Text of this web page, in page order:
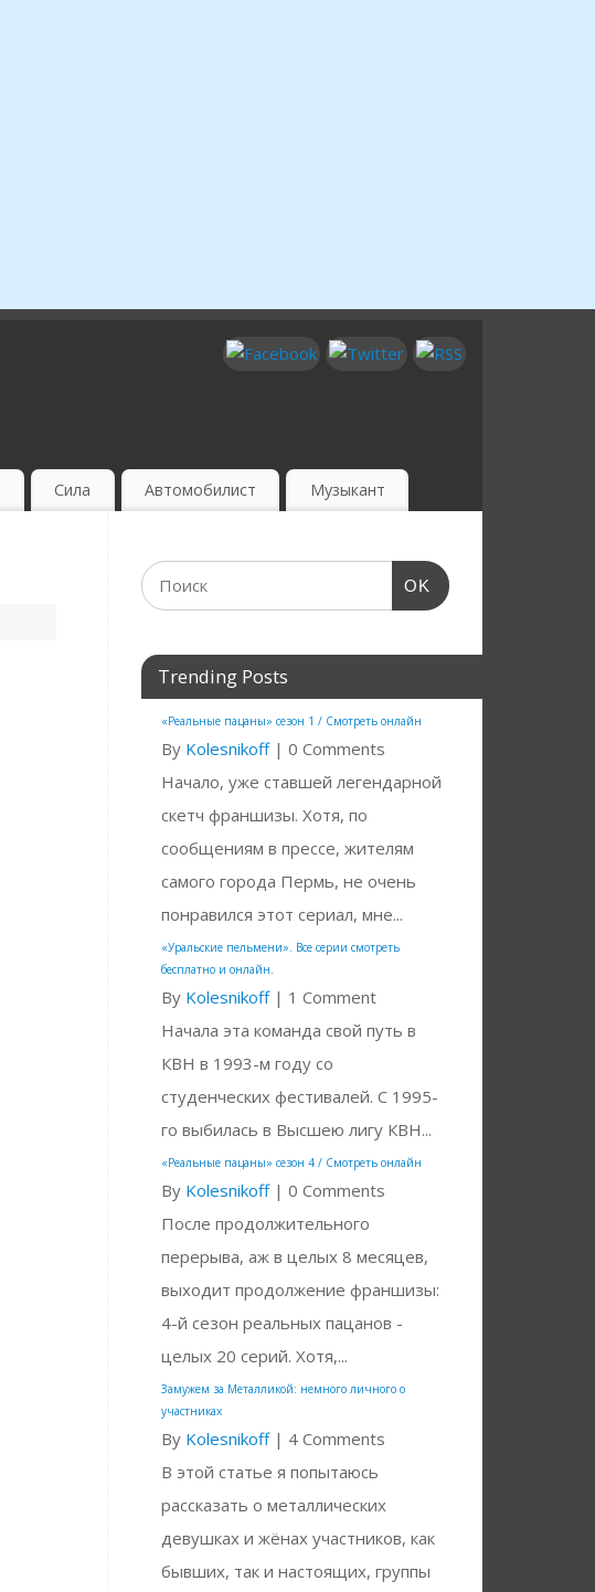
Сила Автомобилист Музыкант
OK
Trending Posts
«Реальные пацаны» сезон 1 / Смотреть онлайн
By Kolesnikoff| 0 Comments
Начало, уже ставшей легендарной
скетч франшизы. Хотя, по
сообщениям в прессе, жителям
самого города Пермь, не очень
понравился этот сериал, мне...
«Уральские пельмени». Все серии смотреть
бесплатно и онлайн.
By Kolesnikoff| 1 Comment
Начала эта команда свой путь в
КВН в 1993-м году со
студенческих фестивалей. С 1995-
го выбилась в Высшею лигу КВН...
«Реальные пацаны» сезон 4 / Смотреть онлайн
By Kolesnikoff| 0 Comments
После продолжительного
перерыва, аж в целых 8 месяцев,
выходит продолжение франшизы:
4-й сезон реальных пацанов -
целых 20 серий. Хотя,...
Замужем за Металликой: немного личного о
участниках
By Kolesnikoff| 4 Comments
В этой статье я попытаюсь
рассказать о металлических
девушках и жёнах участников, как
бывших, так и настоящих, группы